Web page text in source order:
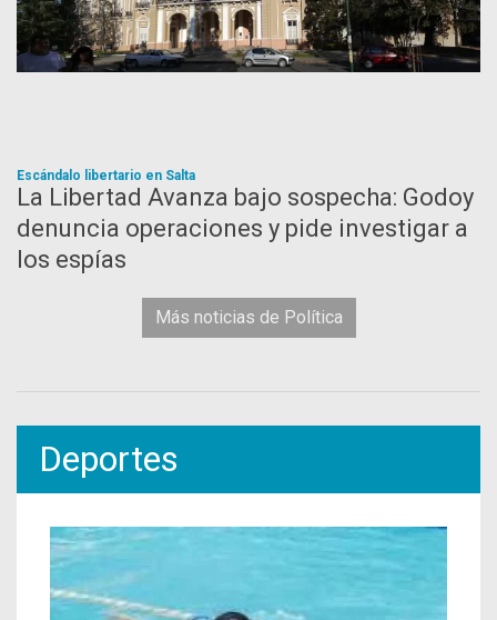
Escándalo libertario en Salta
La Libertad Avanza bajo sospecha: Godoy
denuncia operaciones y pide investigar a
los espías
Más noticias de Política
Deportes